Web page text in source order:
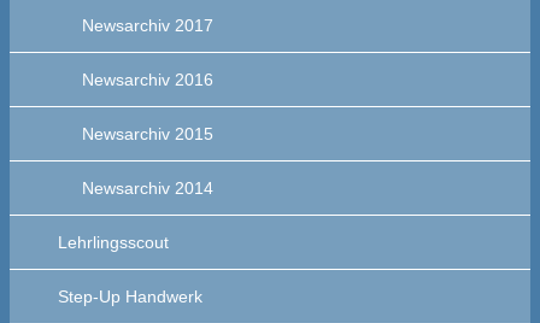
Newsarchiv 2017
Newsarchiv 2016
Newsarchiv 2015
Newsarchiv 2014
Lehrlingsscout
Step-Up Handwerk